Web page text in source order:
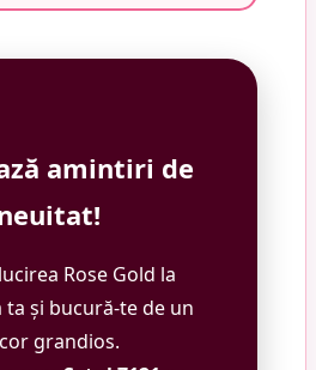
amintiri de
Rose Gold la
ta și bucură-te de un
grandios.